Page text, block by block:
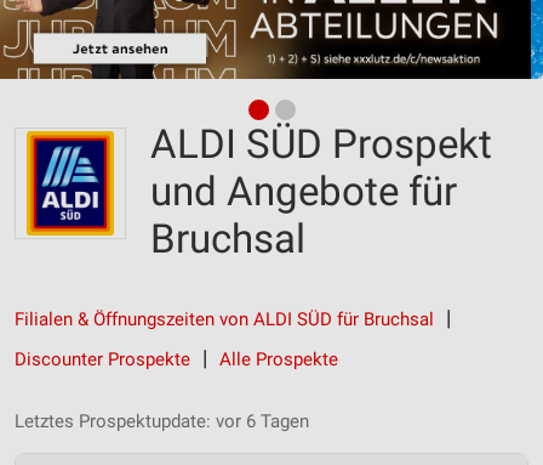
ALDI SÜD Prospekt
und Angebote für
Bruchsal
Filialen & Öffnungszeiten von ALDI SÜD für Bruchsal
Discounter Prospekte
Alle Prospekte
Letztes Prospektupdate: vor 6 Tagen